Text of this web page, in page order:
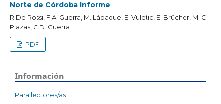
Norte de Córdoba Informe
R De Rossi, F.A. Guerra, M. Lábaque, E. Vuletic, E. Brücher, M. C.
Plazas, G.D. Guerra
PDF
Información
Para lectores/as